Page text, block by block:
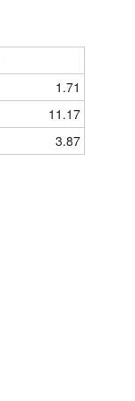
1.71
11.17
3.87